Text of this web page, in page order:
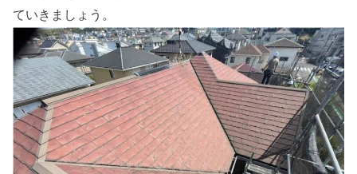
ていきましょう。